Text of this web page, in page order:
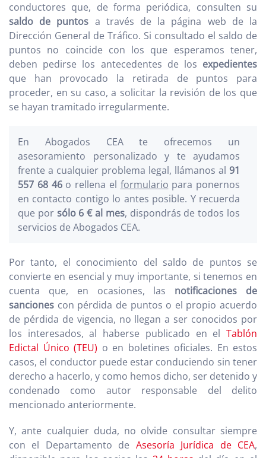
conductores que, de forma periódica, consulten su
saldo de puntos a través de la página web de la
Dirección General de Tráfico. Si consultado el saldo de
puntos no coincide con los que esperamos tener,
deben pedirse los antecedentes de los expedientes
que han provocado la retirada de puntos para
proceder, en su caso, a solicitar la revisión de los que
se hayan tramitado irregularmente.
En Abogados CEA te ofrecemos un
asesoramiento personalizado y te ayudamos
frente a cualquier problema legal, llámanos al 91
557 68 46o rellena el formulario para ponernos
en contacto contigo lo antes posible. Y recuerda
que porsólo 6 € al mes, dispondrás de todos los
servicios de Abogados CEA.
Por tanto, el conocimiento del saldo de puntos se
convierte en esencial y muy importante, si tenemos en
cuenta que, en ocasiones, las notificaciones de
sanciones con pérdida de puntos o el propio acuerdo
de pérdida de vigencia, no llegan a ser conocidos por
los interesados, al haberse publicado en el Tablón
Edictal Único (TEU) o en boletines oficiales. En estos
casos, el conductor puede estar conduciendo sin tener
derecho a hacerlo, y como hemos dicho, ser detenido y
condenado como autor responsable del delito
mencionado anteriormente.
Y, ante cualquier duda, no olvide consultar siempre
con el Departamento de Asesoría Jurídica de CEA,